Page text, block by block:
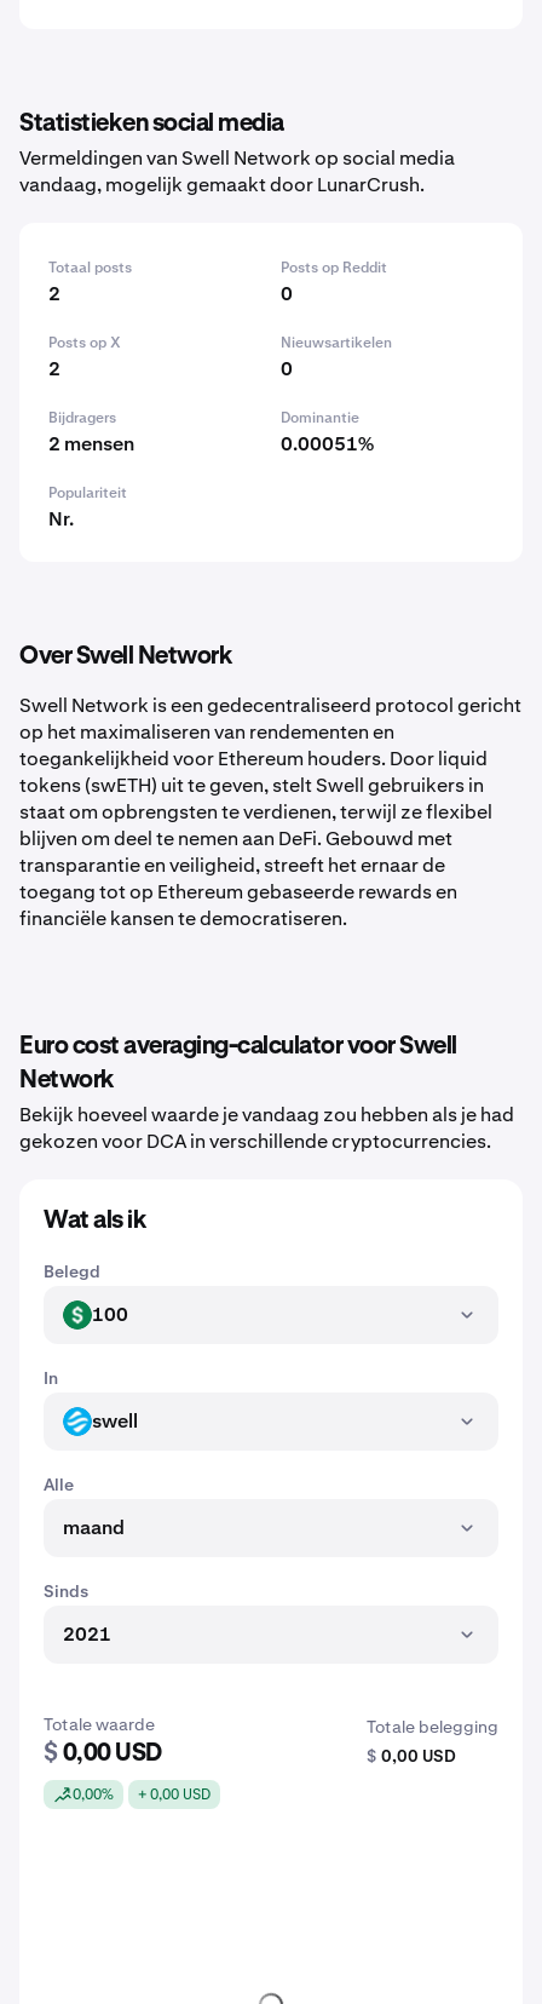
Statistieken social media
Vermeldingen van Swell Network op social media
vandaag, mogelijk gemaakt door LunarCrush.
Totaal posts
2
Posts op Reddit
0
Posts op X
2
Nieuwsartikelen
0
Bijdragers
2 mensen
Dominantie
0.00051%
Populariteit
Nr.
Over Swell Network
Swell Network is een gedecentraliseerd protocol gericht
op het maximaliseren van rendementen en
toegankelijkheid voor Ethereum houders. Door liquid
tokens (swETH) uit te geven, stelt Swell gebruikers in
staat om opbrengsten te verdienen, terwijl ze flexibel
blijven om deel te nemen aan DeFi. Gebouwd met
transparantie en veiligheid, streeft het ernaar de
toegang tot op Ethereum gebaseerde rewards en
financiële kansen te democratiseren.
Euro cost averaging-calculator voor Swell
Network
Bekijk hoeveel waarde je vandaag zou hebben als je had
gekozen voor DCA in verschillende cryptocurrencies.
Wat als ik
Belegd
USD 100
In
SWELLswell
Alle
maand
Sinds
2021
Totale waarde
$ 0,00 USD
0,00% + 0,00 USD
Totale belegging
$ 0,00 USD